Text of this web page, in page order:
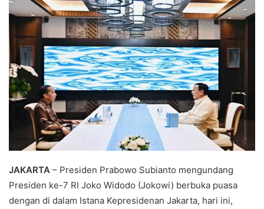
JAKARTA – Presiden Prabowo Subianto mengundang
Presiden ke-7 RI Joko Widodo (Jokowi) berbuka puasa
dengan di dalam Istana Kepresidenan Jakarta, hari ini,